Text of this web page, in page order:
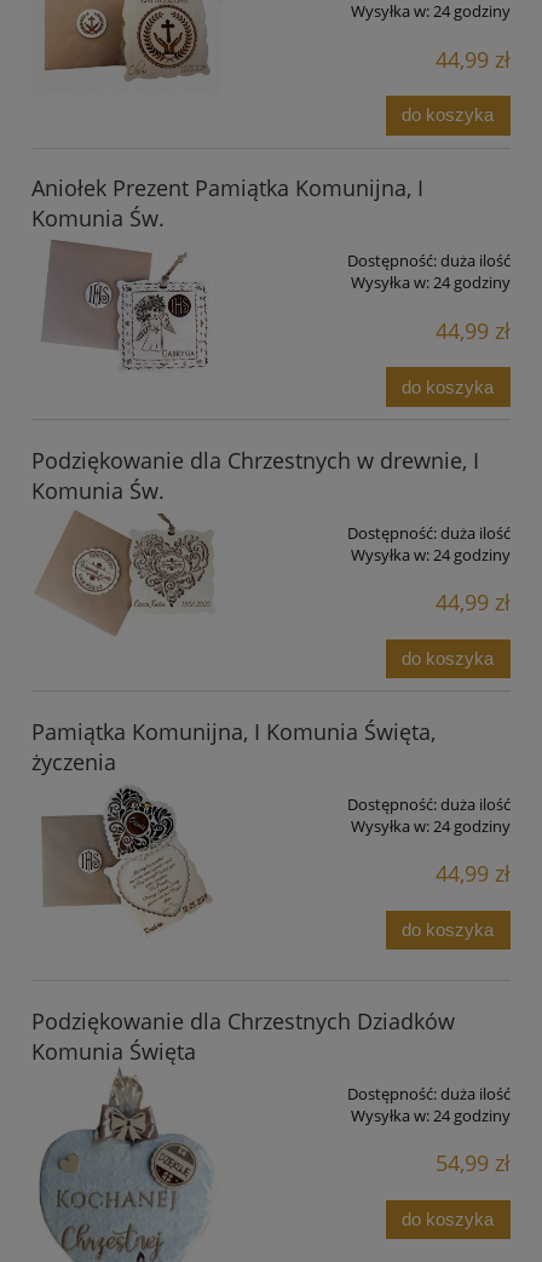
Wysyłka w:24 godziny
44,99 zł
do koszyka
Aniołek Prezent Pamiątka Komunijna, I
Komunia Św.
Dostępność:duża ilość
Wysyłka w:24 godziny
44,99 zł
do koszyka
Podziękowanie dla Chrzestnych w drewnie, I
Komunia Św.
Dostępność:duża ilość
Wysyłka w:24 godziny
44,99 zł
do koszyka
Pamiątka Komunijna, I Komunia Święta,
życzenia
Dostępność:duża ilość
Wysyłka w:24 godziny
44,99 zł
do koszyka
Podziękowanie dla Chrzestnych Dziadków
Komunia Święta
Dostępność:duża ilość
Wysyłka w: 24 godziny
54,99 zł
do koszyka